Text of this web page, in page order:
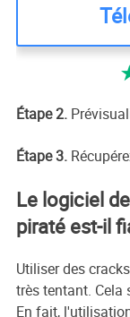
Étape 2.
Étape 3.
Le logiciel
piraté est-il
Utiliser des
très tentant. Cela
En fait,